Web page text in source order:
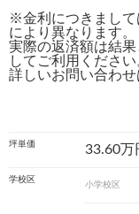
※金利につきまして
により異なります。
実際の返済額は結
してご利用ください
詳しいお問い合わせ
坪単価 33.60万
学校区
小学校区